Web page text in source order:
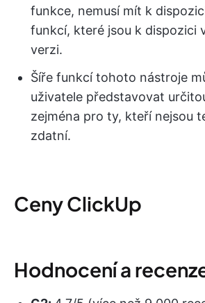
funkce, nemusí mít k
funkcí, které jsou k dispozici
verzi.
Šíře funkcí tohoto nástroje
uživatele představovat
zejména pro ty, kteří nejsou
zdatní.
Ceny ClickUp
Hodnocení a